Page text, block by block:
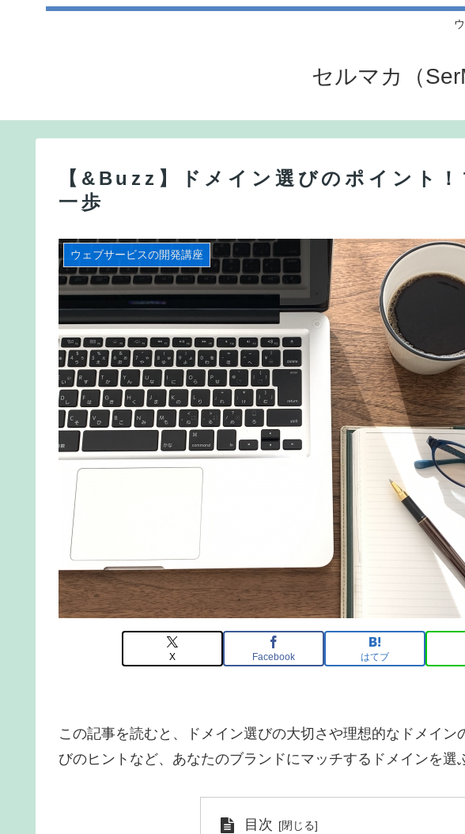
セルマカ（
【&Buzz】ドメイン選びのポイント
一歩
ウェブサービスの開発講座
X Facebook はてブ
この記事を読むと、ドメイン選びの大切さや理想的なドメイン
びのヒントなど、あなたのブランドにマッチするドメインを選
目次